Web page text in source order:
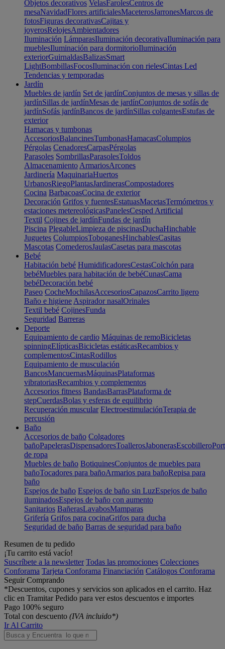
Objetos decorativos VelasFarolesCentros de
mesaNavidadFlores artificialesMaceterosJarronesMarcos de
fotosFiguras decorativasCajitas y
joyerosRelojesAmbientadores
Iluminación LámparasIluminación decorativaIluminación para
mueblesIluminación para dormitorioIluminación
exteriorGuirnaldasBalizasSmart
LightBombillasFocosIluminación con rielesCintas Led
Tendencias y temporadas
Jardín
Muebles de jardín Set de jardínConjuntos de mesas y sillas de
jardínSillas de jardínMesas de jardínConjuntos de sofás de
jardínSofás jardínBancos de jardínSillas colgantesEstufas de
exterior
Hamacas y tumbonas
AccesoriosBalancinesTumbonasHamacasColumpios
Pérgolas CenadoresCarpasPérgolas
Parasoles SombrillasParasolesToldos
Almacenamiento ArmariosArcones
Jardinería MaquinariaHuertos
UrbanosRiegoPlantasJardinerasCompostadores
Cocina BarbacoasCocina de exterior
Decoración Grifos y fuentesEstatuasMacetasTermómetros y
estaciones metereológicasPanelesCesped Artificial
Textil Cojines de jardínFundas de jardín
Piscina PlegableLimpieza de piscinasDuchaHinchable
Juguetes ColumpiosToboganesHinchablesCasitas
Mascotas ComederosJaulasCasetas para mascotas
Bebé
Habitación bebé HumidificadoresCestasColchón para
bebéMuebles para habitación de bebéCunasCama
bebéDecoración bebé
Paseo CocheMochilasAccesoriosCapazosCarrito ligero
Baño e higiene Aspirador nasalOrinales
Textil bebé CojinesFunda
Seguridad Barreras
Deporte
Equipamiento de cardio Máquinas de remoBicicletas
spinningElípticasBicicletas estáticasRecambios y
complementosCintasRodillos
Equipamiento de musculación
BancosMancuernasMáquinasPlataformas
vibratoriasRecambios y complementos
Accesorios fitness BandasBarrasPlataforma de
stepCuerdasBolas y esferas de equilibrio
Recuperación muscular ElectroestimulaciónTerapia de
percusión
Baño
Accesorios de baño Colgadores
bañoPapelerasDispensadoresToallerosJabonerasEscobillero
de ropa
Muebles de baño BotiquinesConjuntos de muebles para
bañoTocadores para bañoArmarios para bañoRepisa para
baño
Espejos de baño Espejos de baño sin LuzEspejos de baño
iluminadosEspejos de baño con aumento
Sanitarios BañerasLavabosMamparas
Grifería Grifos para cocinaGrifos para ducha
Seguridad de baño Barras de seguridad para baño
Resumen de tu pedido
¡Tu carrito está vacío!
Suscríbete a la newsletter Todas las promociones Colecciones
Conforama Tarjeta Conforama Financiación Catálogos Conforama
Seguir Comprando
*Descuentos, cupones y servicios son aplicados en el carrito. Haz
clic en Tramitar Pedido para ver estos descuentos e importes
Pago 100% seguro
Total con descuento (IVA incluido*)
Ir Al Carrito